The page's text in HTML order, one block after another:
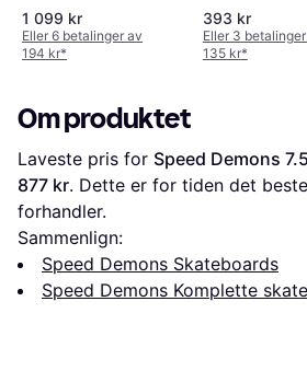
1 099 kr
Eller 6 betalinger av
194 kr*
393 kr
Eller 3
135 kr*
Om produktet
Laveste pris for Speed Demons
877 kr. Dette er for tiden det
forhandler.
Sammenlign:
Speed Demons Skateboards
Speed Demons Komplette